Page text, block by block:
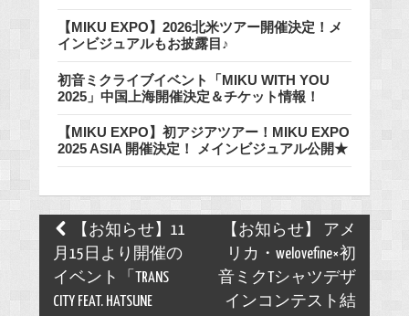
【MIKU EXPO】2026北米ツアー開催決定！メ
インビジュアルもお披露目♪
初音ミクライブイベント「MIKU WITH YOU
2025」中国上海開催決定＆チケット情報！
【MIKU EXPO】初アジアツアー！MIKU EXPO
2025 ASIA 開催決定！ メインビジュアル公開★
Post
navigation
【お知らせ】11
月15日より開催の
イベント「TRANS
CITY FEAT. HATSUNE
【お知らせ】 アメ
リカ・welovefine×初
音ミクTシャツデザ
インコンテスト結